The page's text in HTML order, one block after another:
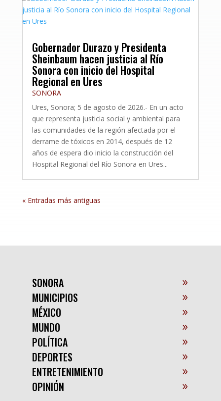
Gobernador Durazo y Presidenta
Sheinbaum hacen justicia al Río
Sonora con inicio del Hospital
Regional en Ures
SONORA
Ures, Sonora; 5 de agosto de 2026.- En un acto
que representa justicia social y ambiental para
las comunidades de la región afectada por el
derrame de tóxicos en 2014, después de 12
años de espera dio inicio la construcción del
Hospital Regional del Río Sonora en Ures...
« Entradas más antiguas
SONORA
MUNICIPIOS
MÉXICO
MUNDO
POLÍTICA
DEPORTES
ENTRETENIMIENTO
OPINIÓN